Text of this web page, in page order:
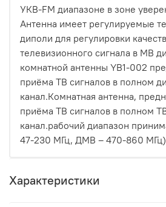
УКВ-FM диапазоне в зоне
Антенна имеет регулируемые
диполи для регулировки
телевизионного сигнала в МВ
комнатной антенны YB1-002
приёма ТВ сигналов в полном
канал.Комнатная антенна,
приёма ТВ сигналов в полном
канал.рабочий диапазон
47-230 МГц, ДМВ – 470-860
Характеристики